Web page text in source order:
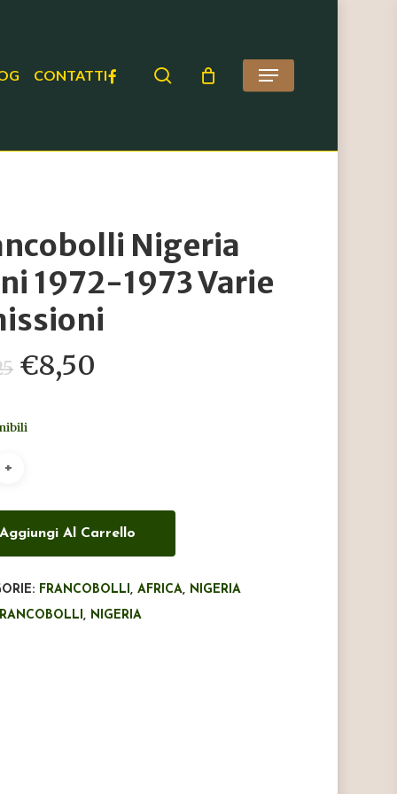
CONTATTIFACEBOOK search Menu
Nigeria
1972-1973 Varie
Il
prezzo
originale
€8,50
Aggiungi Al Carrello
FRANCOBOLLI,AFRICA, NIGERIA
, NIGERIA